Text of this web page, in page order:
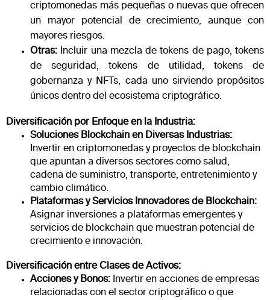
criptomonedas más pequeñas o nuevas que ofrecen
un mayor potencial de crecimiento, aunque con
mayores riesgos.
Otras:
Incluir una mezcla de tokens de pago, tokens
de seguridad, tokens de utilidad, tokens de
gobernanza y NFTs, cada uno sirviendo propósitos
únicos dentro del ecosistema criptográfico.
Diversificación por Enfoque en la Industria:
Soluciones Blockchain en Diversas Industrias:
Invertir en criptomonedas y proyectos de blockchain
que apuntan a diversos sectores como salud,
cadena de suministro, transporte, entretenimiento y
cambio climático.
Plataformas y Servicios Innovadores de Blockchain:
Asignar inversiones a plataformas emergentes y
servicios de blockchain que muestran potencial de
crecimiento e innovación.
Diversificación entre Clases de Activos:
Acciones y Bonos: Invertir en acciones de empresas
relacionadas con el sector criptográfico o que